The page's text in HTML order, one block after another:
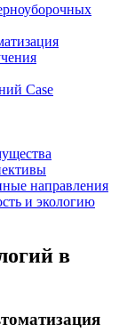
Case
направления
и экологию
в